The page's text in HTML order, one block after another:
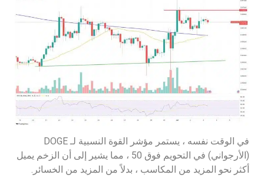
في الوقت نفسه ، يستمر مؤشر القوة النسبية لـ DOGE
(الأرجواني) في التحويم فوق 50 ، مما يشير إلى أن الزخم يميل
أكثر نحو المزيد من المكاسب ، بدلاً من المزيد من الخسائر.